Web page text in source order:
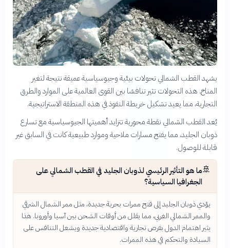
يشهد القطب الشمالي تحولات بيئية وجيوسياسية عميقة نتيجة لتغير
المناخ. هذه التحولات تثير تنافسًا بين القوى العالمية على الموارد والطرق
التجارية، مما يعيد تشكيل خريطة النفوذ في هذه المنطقة الاستراتيجية.
يُعد القطب الشمالي نقطة محورية تتزايد أهميتها الجيوسياسية مع تسارع
ذوبان الجليد، مما يفتح مسارات ملاحية وموارد طبيعية كانت في السابق غير
قابلة للوصول.
🚢ما هو التأثير الرئيسي لذوبان الجليد في القطب الشمالي على
الجغرافيا السياسية؟
يؤدي ذوبان الجليد إلى فتح ممرات بحرية جديدة، مثل ممر الشمال الشرقي
والممر الشمالي الغربي، مما يقلل من أوقات الشحن بين آسيا وأوروبا. هذا
يثير اهتمام الدول بفرص تجارية واقتصادية جديدة ويشعل التنافس على
السيادة والتحكم في هذه الممرات.